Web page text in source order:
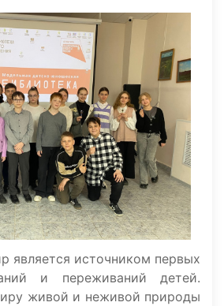
источником первых
и переживаний детей.
живой и неживой природы